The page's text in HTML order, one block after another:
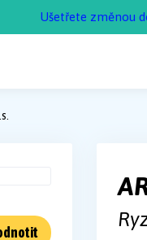
Ušetřete změnou